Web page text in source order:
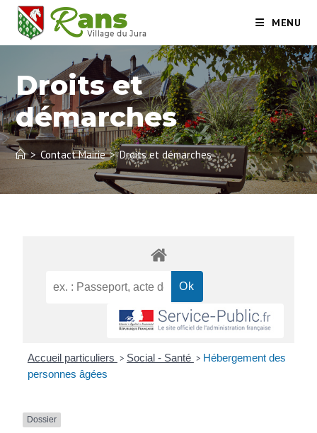
MENU
Droits et
démarches
> Contact Mairie > Droits et démarches
Accueil particuliers > Social - Santé > Hébergement des
personnes âgées
Dossier